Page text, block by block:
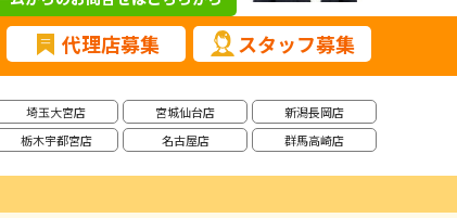
代理店募集 スタッフ募集
埼玉大宮店
栃木宇都宮店
宮城仙台店
名古屋店
新潟長岡店
群馬高崎店